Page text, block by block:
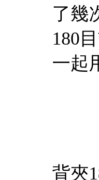
了幾
180
一起
背夾